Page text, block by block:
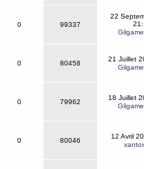
0 99337
22
0 80458
21 Juillet
0 79962
18 Juillet
0 80046
12 Avril